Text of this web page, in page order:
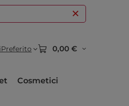
Preferito 0,00 €
Cosmetici